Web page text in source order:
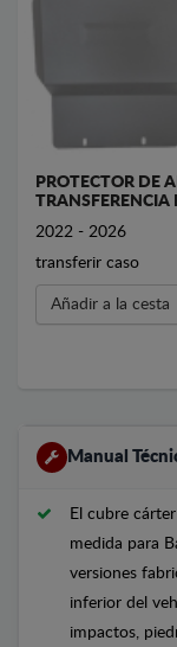
PROTECTOR DE
TRANSFERENCIA
2022 - 2026
transferir caso
Añadir a la cesta
Manual
El cubre
medida para
versiones
inferior del
impactos,